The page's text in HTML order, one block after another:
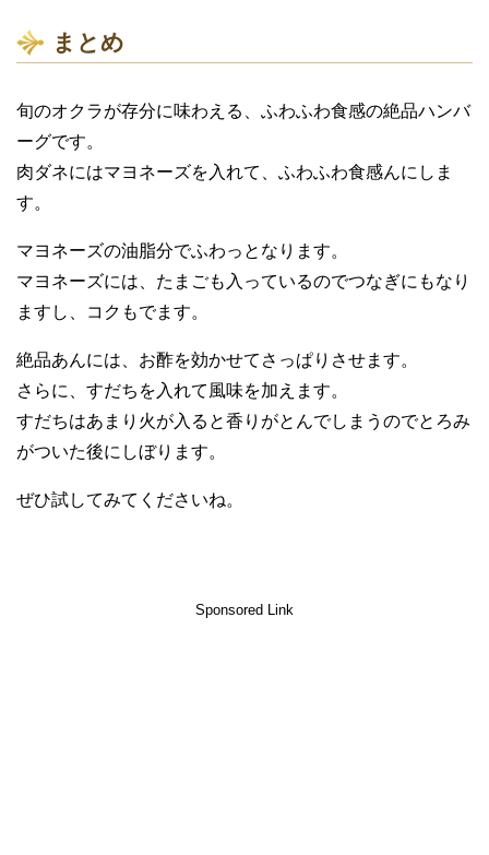
まとめ
旬のオクラが存分に味わえる、ふわふわ食感の絶品ハンバ
ーグです。
肉ダネにはマヨネーズを入れて、ふわふわ食感んにしま
す。
マヨネーズの油脂分でふわっとなります。
マヨネーズには、たまごも入っているのでつなぎにもなり
ますし、コクもでます。
絶品あんには、お酢を効かせてさっぱりさせます。
さらに、すだちを入れて風味を加えます。
すだちはあまり火が入ると香りがとんでしまうのでとろみ
がついた後にしぼります。
ぜひ試してみてくださいね。
Sponsored Link